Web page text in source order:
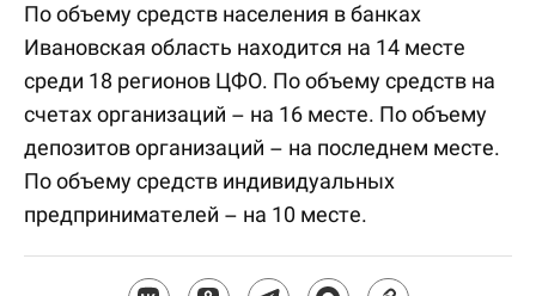
По объему средств населения в банках
Ивановская область находится на 14 месте
среди 18 регионов ЦФО. По объему средств на
счетах организаций – на 16 месте. По объему
депозитов организаций – на последнем месте.
По объему средств индивидуальных
предпринимателей – на 10 месте.